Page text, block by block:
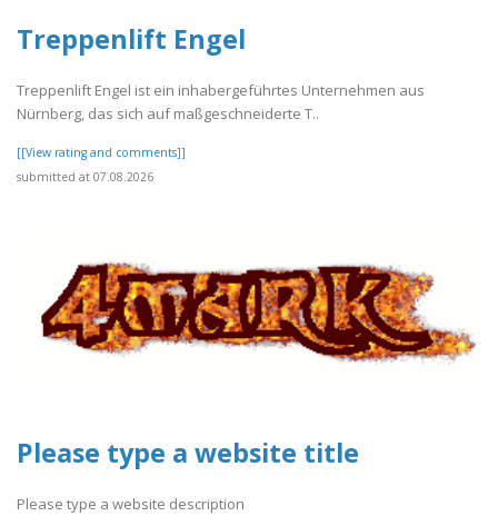
Treppenlift Engel
Treppenlift Engel ist ein inhabergeführtes Unternehmen aus
Nürnberg, das sich auf maßgeschneiderte T..
[[View rating and comments]]
submitted at 07.08.2026
Please type a website title
Please type a website description